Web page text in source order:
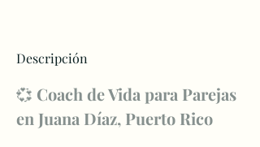
Descripción
💞 Coach de Vida para Parejas
en Juana Díaz, Puerto Rico